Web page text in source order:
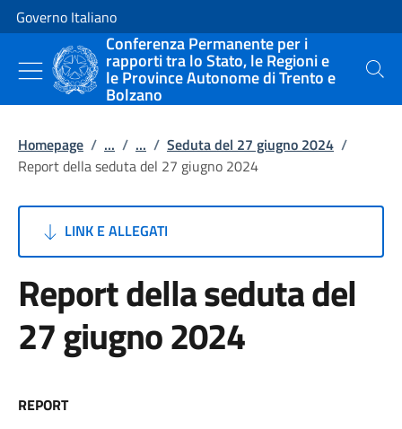
Vai al contenuto
Vai alla navigazione del sito
Governo Italiano
Conferenza Permanente per i
rapporti tra lo Stato, le Regioni e
le Province Autonome di Trento e
Bolzano
Cerca
Homepage / ... / ... / Seduta del 27 giugno 2024 /
Report della seduta del 27 giugno 2024
LINK E ALLEGATI
Report della seduta del
27 giugno 2024
REPORT